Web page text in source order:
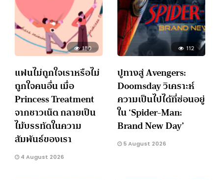
180
แฟนไม่ถูกใจเราหรือไม่
ถูกใจคนอื่น เมื่อ
Princess Treatment
จากชาวเน็ต กลายเป็น
ไม้บรรทัดในความ
สัมพันธ์ของเรา
4 August 2026
112
ปูทางสู่ Avengers:
Doomsday วิเคราะห์
ความเป็นไปได้ที่ซ่อนอยู่
ใน ‘Spider-Man:
Brand New Day’
5 August 2026